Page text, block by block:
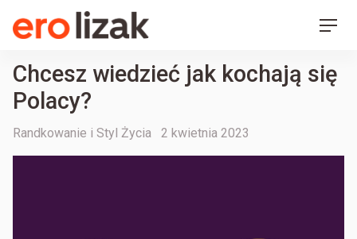
SkipEro Lizak
Chcesz wiedzieć jak kochają się
Polacy?
Categories
Randkowanie i Styl Życia
Posted
2 kwietnia 2023